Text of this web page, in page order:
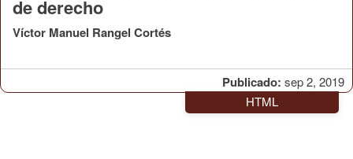
Publicado: sep 2, 2019
de derecho
Víctor Manuel Rangel Cortés
HTML